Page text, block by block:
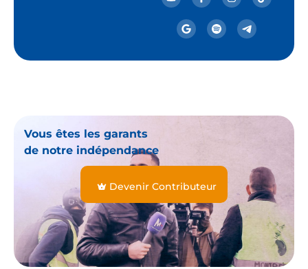
Vous êtes les garants
de notre indépendance
Devenir Contributeur